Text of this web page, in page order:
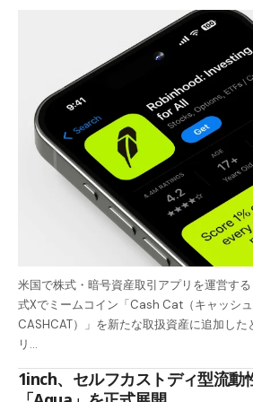
米国で株式・暗号資産取引アプリを運営す
式Xでミームコイン「Cash Cat（キャッシ
CASHCAT）」を新たな取扱資産に追加し
リ…
1inch、セルフカストディ型流動